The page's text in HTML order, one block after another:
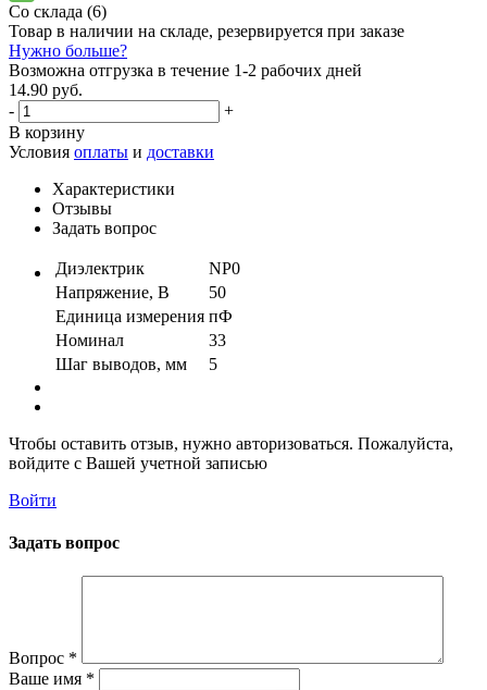
Со склада (6)
Товар в наличии на складе, резервируется при заказе
Нужно больше?
Возможна отгрузка в течение 1-2 рабочих дней
14.90 руб.
-
+
В корзину
Условия оплаты и доставки
Характеристики
Отзывы
Задать вопрос
Диэлектрик
NP0
Напряжение, В
50
Единица измерения пФ
Номинал
33
Шаг выводов, мм
5
Чтобы оставить отзыв, нужно авторизоваться. Пожалуйста,
войдите с Вашей учетной записью
Войти
Задать вопрос
Вопрос *
Ваше имя *